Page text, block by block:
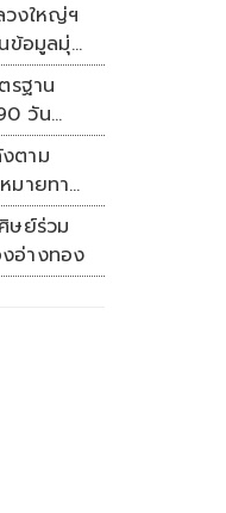
งใหญ่ฯ
ข้อมูลมุ่ง
มือง
รฐาน
วัน
ตาม
มายทาง
ษย์ร่วม
อ่างทอง